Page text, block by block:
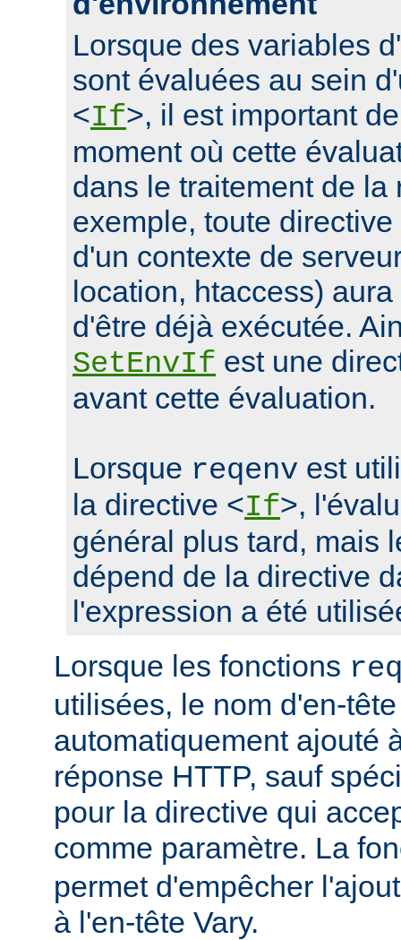
Lorsque des variables
sont évaluées au sein
<If>, il est important
moment où cette
dans le traitement de la
exemple, toute
d'un contexte de
location, htaccess)
d'être déjà exécutée.
SetEnvIf est une
avant cette évaluation.
Lorsque reqenv est
la directive <If>,
général plus tard, mais
dépend de la directive
l'expression a été
Lorsque les fonctions
utilisées, le nom d'en-
automatiquement ajouté
réponse HTTP, sauf
pour la directive qui
comme paramètre. La
permet d'empêcher
à l'en-tête Vary.